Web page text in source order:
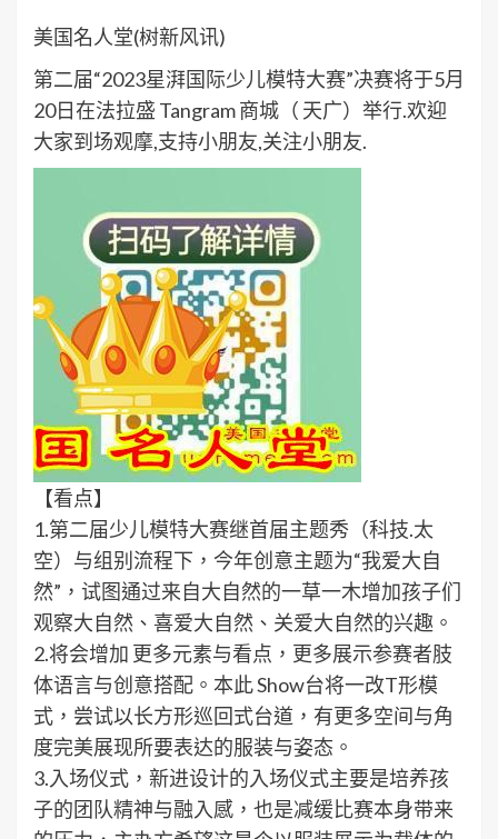
美国名人堂(树新风讯)
第二届“2023星湃国际少儿模特大赛”决赛将于5月
20日在法拉盛 Tangram 商城（ 天广）举行.欢迎
大家到场观摩,支持小朋友,关注小朋友.
【看点】
1.第二届少儿模特大赛继首届主题秀（科技.太
空）与组别流程下，今年创意主题为“我爱大自
然”，试图通过来自大自然的一草一木增加孩子们
观察大自然、喜爱大自然、关爱大自然的兴趣。
2.将会增加 更多元素与看点，更多展示参赛者肢
体语言与创意搭配。本此 Show台将一改T形模
式，尝试以长方形巡回式台道，有更多空间与角
度完美展现所要表达的服装与姿态。
3.入场仪式，新进设计的入场仪式主要是培养孩
子的团队精神与融入感，也是减缓比赛本身带来